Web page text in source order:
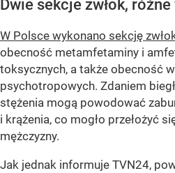
Dwie sekcje zwłok,
W Polsce wykonano sekcję
obecność metamfetaminy i
toksycznych, a także obecność
psychotropowych. Zdaniem
stężenia mogą powodować
i krążenia, co mogło przełożyć
mężczyzny.
Jak jednak informuje TVN24,